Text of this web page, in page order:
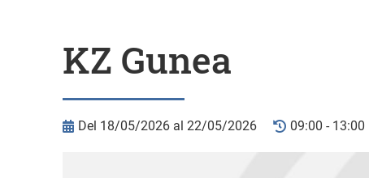
KZ Gunea
Del 18/05/2026 al 22/05/2026 09:00 - 13:00